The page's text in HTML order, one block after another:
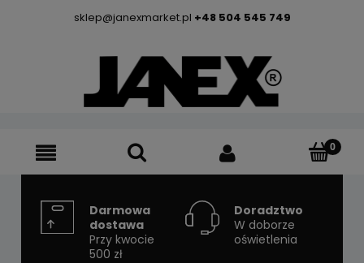
sklep@janexmarket.pl +48 504 545 749
Darmowa
dostawa
Przy kwocie
500 zł
Doradztwo
W doborze
oświetlenia